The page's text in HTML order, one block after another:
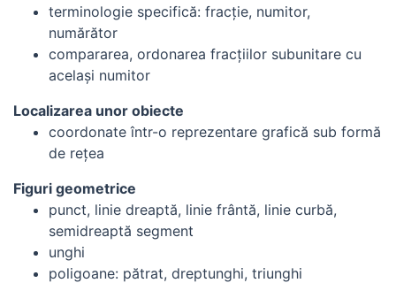
terminologie specifică: fracţie, numitor,
numărător
compararea, ordonarea fracţiilor subunitare cu
acelaşi numitor
Localizarea unor obiecte
coordonate într-o reprezentare grafică sub formă
de reţea
Figuri geometrice
punct, linie dreaptă, linie frântă, linie curbă,
semidreaptă segment
unghi
poligoane: pătrat, dreptunghi, triunghi